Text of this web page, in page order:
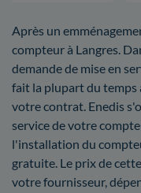
Après un
compteur à Langres.
demande de mise en
fait la plupart du temps
votre contrat. Enedis
service de votre
l'installation du
gratuite. Le prix de
votre fournisseur,